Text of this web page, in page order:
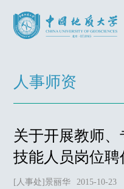
人事师资
关于开展教师
技能人员岗位
作的通知
[人事处]景丽华 2015-10-23